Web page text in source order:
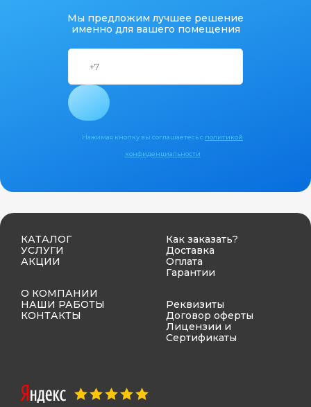
Мы предложим лучшее решение
именно для вашего помещения
Нажимая кнопку вы соглашаетесь с политикой
конфиденциальности
КАТАЛОГ
УСЛУГИ
АКЦИИ
О КОМПАНИИ
НАШИ РАБОТЫ
КОНТАКТЫ
Как заказать?
Доставка
Оплата
Гарантии
Реквизиты
Договор оферты
Лицензии и
Сертификаты